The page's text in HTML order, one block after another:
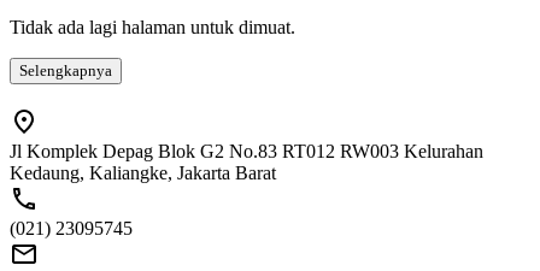
Tidak ada lagi halaman untuk dimuat.
Selengkapnya
Jl Komplek Depag Blok G2 No.83 RT012 RW003 Kelurahan
Kedaung, Kaliangke, Jakarta Barat
(021) 23095745